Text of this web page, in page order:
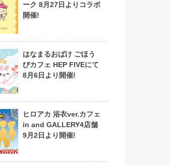
ーク 8月27日よりコラボ
開催!
はなまるおばけ ごほう
びカフェ HEP FIVEにて
8月6日より開催!
ヒロアカ 浴衣ver.カフェ
in and GALLERY4店舗
9月2日より開催!